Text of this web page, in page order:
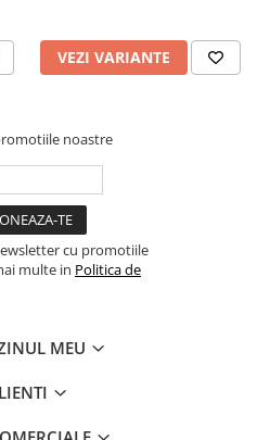
VEZI VARIANTE
noastre
cu promotiile
multe in Politica de
MEU